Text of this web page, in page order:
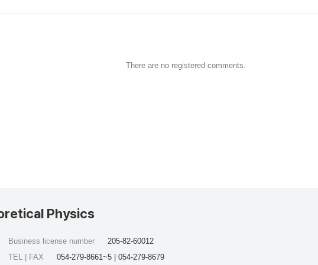
There are no registered comments.
Physics
Business license number
205-82-60012
TEL | FAX
054-279-8661~5 | 054-279-8679